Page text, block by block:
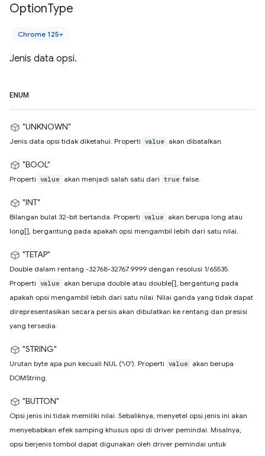
OptionType
Chrome 125+
Jenis data opsi.
ENUM
"UNKNOWN"
Jenis data opsi tidak diketahui. Properti value akan dibatalkan.
"BOOL"
Properti value akan menjadi salah satu dari true false.
"INT"
Bilangan bulat 32-bit bertanda. Properti value
akan berupa long atau
long[], bergantung pada apakah opsi mengambil lebih dari satu nilai.
"TETAP"
Double dalam rentang -32768-32767.9999 dengan resolusi 1/65535.
Properti value
akan berupa double atau double[], bergantung pada
apakah opsi mengambil lebih dari satu nilai. Nilai ganda yang tidak dapat
direpresentasikan secara persis akan dibulatkan ke rentang dan presisi
yang tersedia.
"STRING"
Urutan byte apa pun kecuali NUL ('\0'). Properti value
akan berupa
DOMString.
"BUTTON"
Opsi jenis ini tidak memiliki nilai. Sebaliknya, menyetel opsi jenis ini akan
menyebabkan efek samping khusus opsi di driver pemindai. Misalnya,
opsi berjenis tombol dapat digunakan oleh driver pemindai untuk